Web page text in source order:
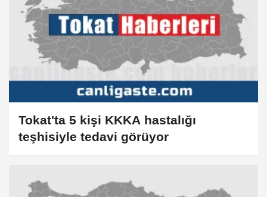
Tokat'ta 5 kişi KKKA hastalığı
teşhisiyle tedavi görüyor